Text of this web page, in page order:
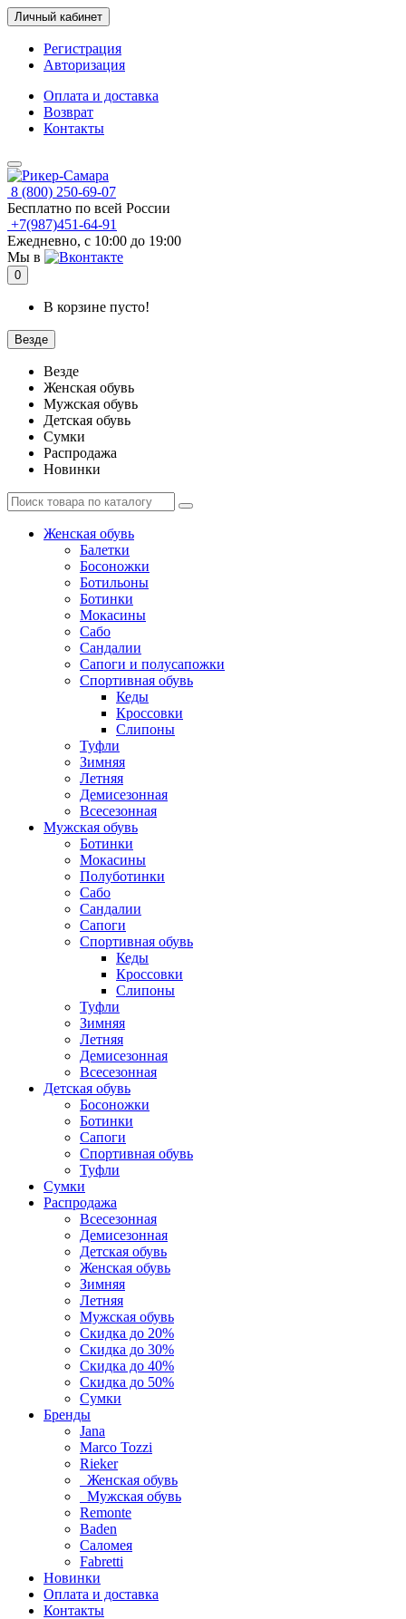
Личный кабинет
Регистрация
Авторизация
Оплата и доставка
Возврат
Контакты
8 (800) 250-69-07
Бесплатно по всей России
+7(987)451-64-91
Ежедневно, с 10:00 до 19:00
Мы в
0
В корзине пусто!
Везде
Везде
Женская обувь
Мужская обувь
Детская обувь
Сумки
Распродажа
Новинки
Женская обувь
Балетки
Босоножки
Ботильоны
Ботинки
Мокасины
Сабо
Сандалии
Сапоги и полусапожки
Спортивная обувь
Кеды
Кроссовки
Слипоны
Туфли
Зимняя
Летняя
Демисезонная
Всесезонная
Мужская обувь
Ботинки
Мокасины
Полуботинки
Сабо
Сандалии
Сапоги
Спортивная обувь
Кеды
Кроссовки
Слипоны
Туфли
Зимняя
Летняя
Демисезонная
Всесезонная
Детская обувь
Босоножки
Ботинки
Сапоги
Спортивная обувь
Туфли
Сумки
Распродажа
Всесезонная
Демисезонная
Детская обувь
Женская обувь
Зимняя
Летняя
Мужская обувь
Скидка до 20%
Скидка до 30%
Скидка до 40%
Скидка до 50%
Сумки
Бренды
Jana
Marco Tozzi
Rieker
Женская обувь
Мужская обувь
Remonte
Baden
Саломея
Fabretti
Новинки
Оплата и доставка
Контакты